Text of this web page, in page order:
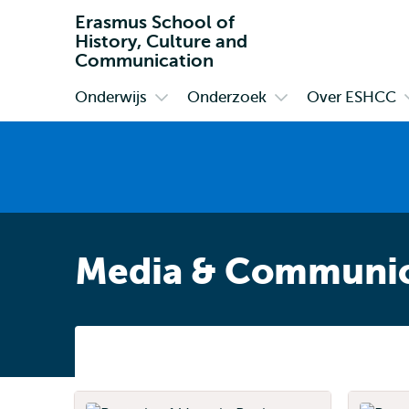
Erasmus School of
History, Culture and
Communication
Primair
Onderwijs Onderzoek Over ESHCC
Media &